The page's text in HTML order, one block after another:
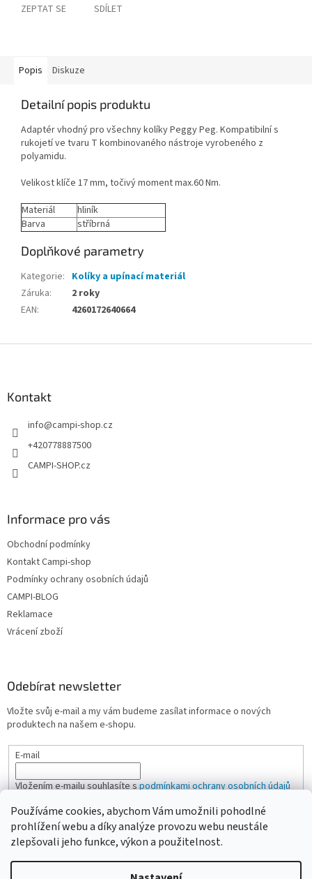
Používáme cookies, abychom Vám umožnili pohodlné
prohlížení webu a díky analýze provozu webu neustále
zlepšovali jeho funkce, výkon a použitelnost.
ZEPTAT SE SDÍLET
Popis Diskuze
Detailní popis produktu
Adaptér vhodný pro všechny kolíky Peggy Peg. Kompatibilní s
rukojetí ve tvaru T kombinovaného nástroje vyrobeného z
polyamidu.
Velikost klíče 17 mm, točivý moment max.60 Nm.
Materiál
hliník
Barva
stříbrná
Doplňkové parametry
Kategorie: Kolíky a upínací materiál
Záruka:
2 roky
EAN: 4260172640664
Kontakt
info@campi-shop.cz
+420778887500
CAMPI-SHOP.cz
Informace pro vás
Obchodní podmínky
Kontakt Campi-shop
Podmínky ochrany osobních údajů
CAMPI-BLOG
Reklamace
Vrácení zboží
Odebírat newsletter
Vložte svůj e-mail a my vám budeme zasílat informace o nových
produktech na našem e-shopu.
E-mail
Vložením e-mailu souhlasíte spodmínkami ochrany osobních údajů
PŘIHLÁSIT SE